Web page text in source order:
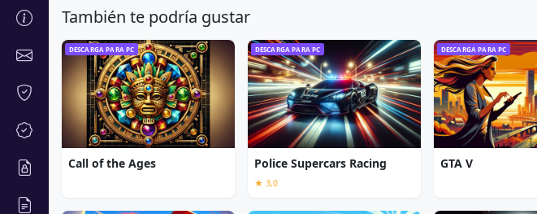
También te podría gustar
DESCARGA PARA PC
Call of the Ages
DESCARGA PARA PC
Police Supercars Racing
★ 3,0
DESCARGA PARA PC
GTA V